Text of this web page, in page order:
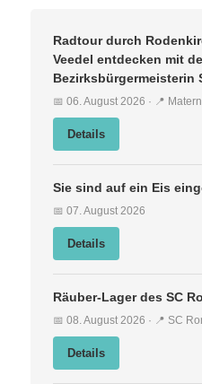
Radtour durch
Veedel entdecken mit
Bezirksbürgermeisterin
📅 06. August 2026 · 📍
Details
Sie sind auf ein Eis
📅 07. August 2026
Details
Räuber-Lager des SC
📅 08. August 2026 · 📍 SC
Details